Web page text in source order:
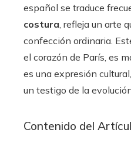
español se traduce
costura , refleja un arte
confección ordinaria.
el corazón de París, es
es una expresión
un testigo de la
Contenido del